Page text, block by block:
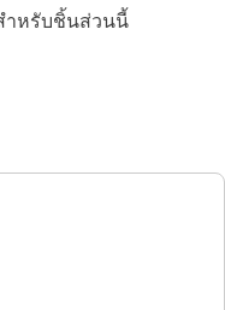
ำหรับชิ้นส่วนนี้